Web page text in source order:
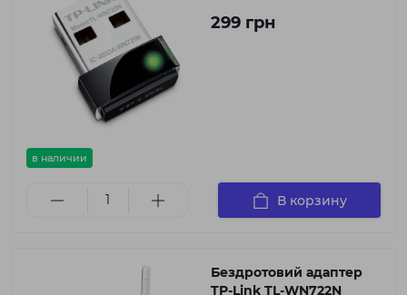
в наличии
299 грн
В корзину
Бездротовий адаптер
TP-Link TL-WN722N